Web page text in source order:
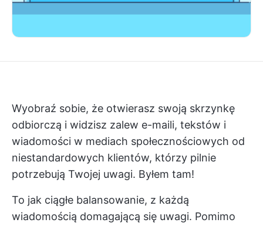
Wyobraź sobie, że otwierasz swoją skrzynkę
odbiorczą i widzisz zalew e-maili, tekstów i
wiadomości w mediach społecznościowych od
niestandardowych klientów, którzy pilnie
potrzebują Twojej uwagi. Byłem tam!
To jak ciągłe balansowanie, z każdą
wiadomością domagającą się uwagi. Pomimo